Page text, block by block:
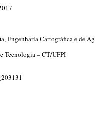
Engenharia Cartográfica e de
Tecnologia – CT/UFPI